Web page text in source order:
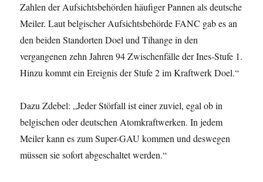
Zahlen der Aufsichtsbehörden häufiger Pannen als deutsche
Meiler. Laut belgischer Aufsichtsbehörde FANC gab es an
den beiden Standorten Doel und Tihange in den
vergangenen zehn Jahren 94 Zwischenfälle der Ines-Stufe 1.
Hinzu kommt ein Ereignis der Stufe 2 im Kraftwerk Doel.“
Dazu Zdebel: „Jeder Störfall ist einer zuviel, egal ob in
belgischen oder deutschen Atomkraftwerken. In jedem
Meiler kann es zum Super-GAU kommen und deswegen
müssen sie sofort abgeschaltet werden.“